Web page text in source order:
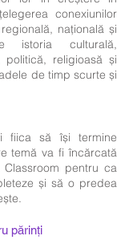
conexiunilor
națională și
istoria culturală,
politică, religioasă și
de timp scurte și
fiica să își termine
temă va fi încărcată
pentru ca
și să o predea
părinți